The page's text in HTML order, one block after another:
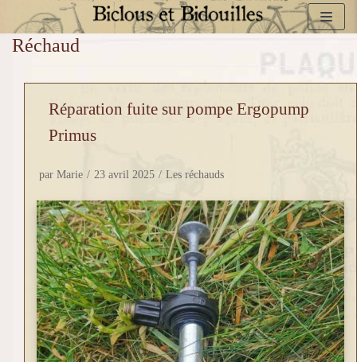
Aller
contenu
Réchaud
Réparation fuite sur pompe Ergopump
Primus
par Marie 23 avril 2025 Les réchauds